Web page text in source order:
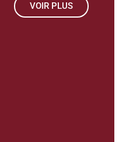
VOIR PLUS